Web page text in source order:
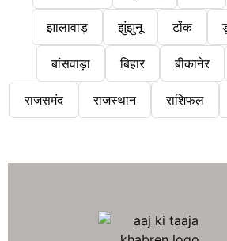
झालावाड़ झुंझुनू टोंक
बांसवाड़ा बिहार बीकानेर
राजसमंद राजस्थान राशिफल